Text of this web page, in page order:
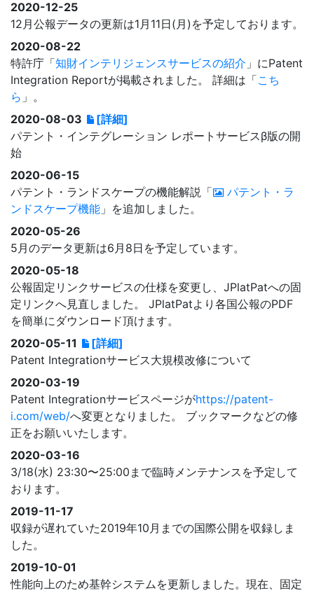
2020-12-25
12月公報データの更新は1月11日(月)を予定しております。
2020-08-22
特許庁「知財インテリジェンスサービスの紹介 」にPatent
Integration Reportが掲載されました。 詳細は「こち
ら 」。
2020-08-03
[詳細]
パテント・インテグレーション レポートサービスβ版の開
始
2020-06-15
パテント・ランドスケープの機能解説「
パテント・ラ
ンドスケープ機能 」を追加しました。
2020-05-26
5月のデータ更新は6月8日を予定しています。
2020-05-18
公報固定リンクサービスの仕様を変更し、JPlatPatへの固
定リンクへ見直しました。 JPlatPatより各国公報のPDF
を簡単にダウンロード頂けます。
2020-05-11
[詳細]
Patent Integrationサービス大規模改修について
2020-03-19
Patent Integrationサービスページがhttps://patent-
i.com/web/へ変更となりました。 ブックマークなどの修
正をお願いいたします。
2020-03-16
3/18(水) 23:30〜25:00まで臨時メンテナンスを予定して
おります。
2019-11-17
収録が遅れていた2019年10月までの国際公開を収録しま
した。
2019-10-01
性能向上のため基幹システムを更新しました。現在、固定